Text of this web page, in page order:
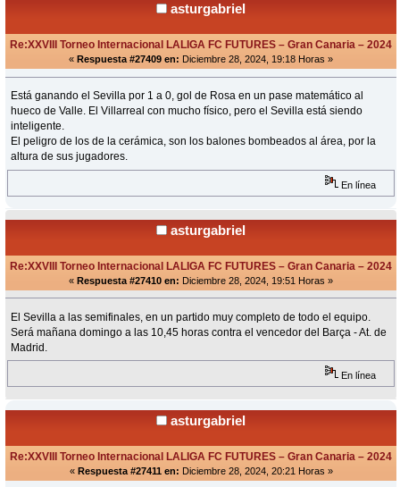
asturgabriel
Re:XXVIII Torneo Internacional LALIGA FC FUTURES – Gran Canaria – 2024
« Respuesta #27409 en: Diciembre 28, 2024, 19:18 Horas »
Está ganando el Sevilla por 1 a 0, gol de Rosa en un pase matemático al
hueco de Valle. El Villarreal con mucho físico, pero el Sevilla está siendo
inteligente.
El peligro de los de la cerámica, son los balones bombeados al área, por la
altura de sus jugadores.
En línea
asturgabriel
Re:XXVIII Torneo Internacional LALIGA FC FUTURES – Gran Canaria – 2024
« Respuesta #27410 en: Diciembre 28, 2024, 19:51 Horas »
El Sevilla a las semifinales, en un partido muy completo de todo el equipo.
Será mañana domingo a las 10,45 horas contra el vencedor del Barça - At. de
Madrid.
En línea
asturgabriel
Re:XXVIII Torneo Internacional LALIGA FC FUTURES – Gran Canaria – 2024
« Respuesta #27411 en: Diciembre 28, 2024, 20:21 Horas »